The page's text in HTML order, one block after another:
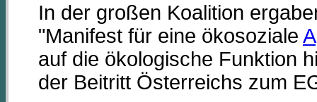
In der großen Koalition
"Manifest für eine ökosoziale
auf die ökologische Funktion
der Beitritt Österreichs zum